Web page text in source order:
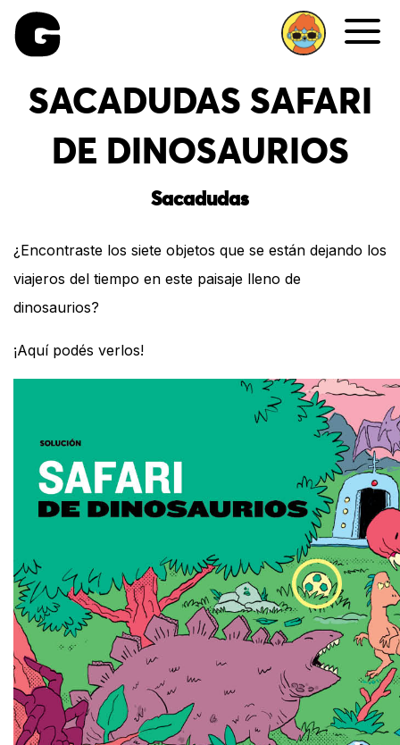
SACADUDAS SAFARI
DE DINOSAURIOS
Sacadudas
¿Encontraste los siete objetos que se están dejando los
viajeros del tiempo en este paisaje lleno de
dinosaurios?
¡Aquí podés verlos!